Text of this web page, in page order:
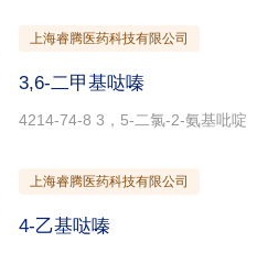
上海睿腾医药科技有限公司
3,6-二甲基哒嗪
4214-74-8 3，5-二氯-2-氨基吡啶
上海睿腾医药科技有限公司
4-乙基哒嗪